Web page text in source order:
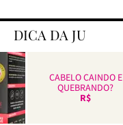
DICA DA JU
CABELO CAINDO E
QUEBRANDO?
R$